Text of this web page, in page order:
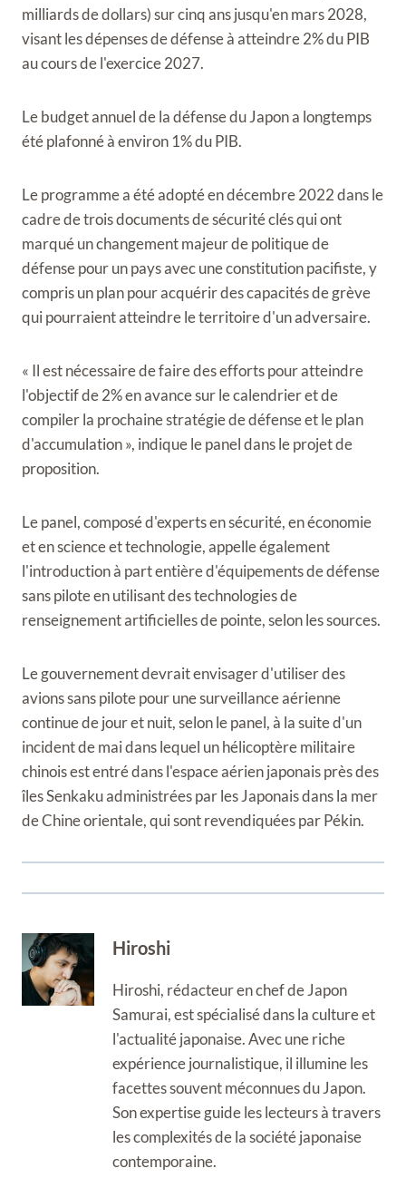
milliards de dollars) sur cinq ans jusqu'en mars 2028,
visant les dépenses de défense à atteindre 2% du PIB
au cours de l'exercice 2027.
Le budget annuel de la défense du Japon a longtemps
été plafonné à environ 1% du PIB.
Le programme a été adopté en décembre 2022 dans le
cadre de trois documents de sécurité clés qui ont
marqué un changement majeur de politique de
défense pour un pays avec une constitution pacifiste, y
compris un plan pour acquérir des capacités de grève
qui pourraient atteindre le territoire d'un adversaire.
« Il est nécessaire de faire des efforts pour atteindre
l'objectif de 2% en avance sur le calendrier et de
compiler la prochaine stratégie de défense et le plan
d'accumulation », indique le panel dans le projet de
proposition.
Le panel, composé d'experts en sécurité, en économie
et en science et technologie, appelle également
l'introduction à part entière d'équipements de défense
sans pilote en utilisant des technologies de
renseignement artificielles de pointe, selon les sources.
Le gouvernement devrait envisager d'utiliser des
avions sans pilote pour une surveillance aérienne
continue de jour et nuit, selon le panel, à la suite d'un
incident de mai dans lequel un hélicoptère militaire
chinois est entré dans l'espace aérien japonais près des
îles Senkaku administrées par les Japonais dans la mer
de Chine orientale, qui sont revendiquées par Pékin.
Hiroshi
Hiroshi, rédacteur en chef de Japon
Samurai, est spécialisé dans la culture et
l'actualité japonaise. Avec une riche
expérience journalistique, il illumine les
facettes souvent méconnues du Japon.
Son expertise guide les lecteurs à travers
les complexités de la société japonaise
contemporaine.